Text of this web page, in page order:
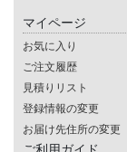
マイページ
お気に入り
ご注文履歴
見積りリスト
登録情報の変更
お届け先住所の変更